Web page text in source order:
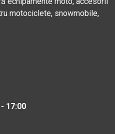
motociclete, snowmobile,
17:00